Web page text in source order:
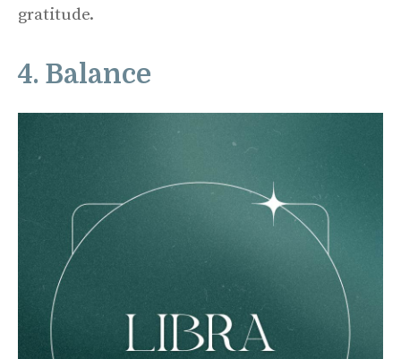
gratitude.
4. Balance